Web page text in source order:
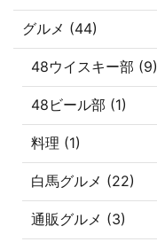
グルメ (44)
48ウイスキー部 (9)
48ビール部 (1)
料理 (1)
白馬グルメ (22)
通販グルメ (3)